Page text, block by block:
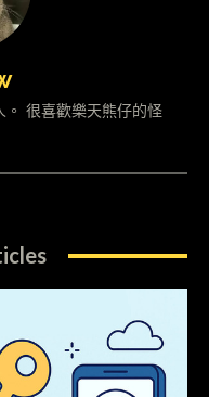
。 很喜歡樂天熊仔的怪